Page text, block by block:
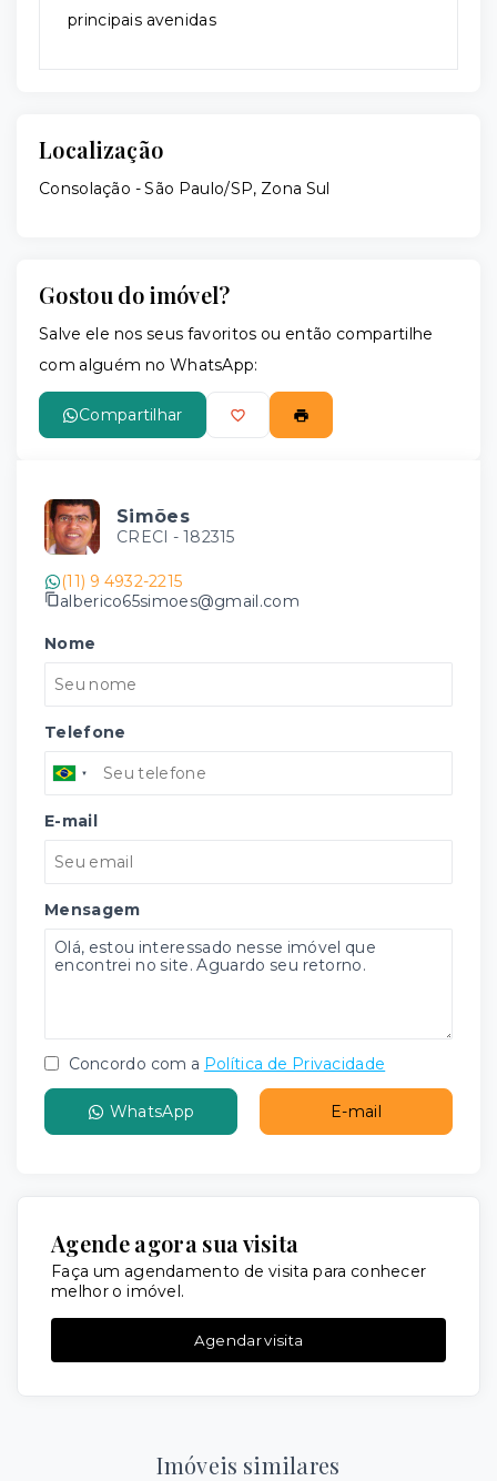
principais avenidas
Localização
Consolação - São Paulo/SP, Zona Sul
Gostou do imóvel?
Salve ele nos seus favoritos ou então compartilhe
com alguém no WhatsApp:
Compartilhar
Simões
CRECI - 182315
(11) 9 4932-2215
alberico65simoes@gmail.com
Nome
Telefone
E-mail
Mensagem
Concordo com a Política de Privacidade
WhatsApp E-mail
Agende agora sua visita
Faça um agendamento de visita para conhecer
melhor o imóvel.
Agendar visita
Imóveis similares